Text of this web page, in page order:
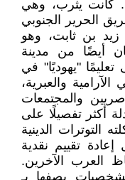
كانت يثرب، وهي
الحرير الجنوبي
زيد بن ثابت، وهو
أيضًا من مدينة
تعليمًا "يهوديًا" في
والعبرية،
والمجتمعات
أكثر تفصيلًا على
التوترات الدينية
تقييم نقدية
العرب الآخرين.
يصفها بـ